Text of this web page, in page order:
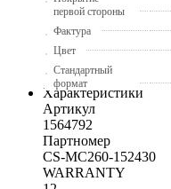
первой стороны
Фактура
Цвет
Стандартный
формат
Характеристики
Артикул
1564792
Партномер
CS-MC260-152430
WARRANTY